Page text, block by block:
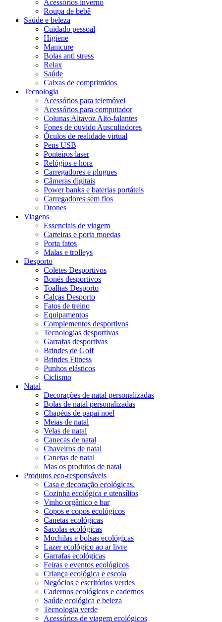
Acessórios inverno
Roupa de bebê
Saúde e beleza
Cuidado pessoal
Higiene
Manicure
Bolas anti stress
Relax
Saúde
Caixas de comprimidos
Tecnologia
Acessórios para telemóvel
Acessórios para computador
Colunas Altavoz Alto-falantes
Fones de ouvido Auscultadores
Óculos de realidade virtual
Pens USB
Ponteiros laser
Relógios e hora
Carregadores e plugues
Câmeras digitais
Power banks e baterias portáteis
Carregadores sem fios
Drones
Viagens
Essenciais de viagem
Carteiras e porta moedas
Porta fatos
Malas e trolleys
Desporto
Coletes Desportivos
Bonés desportivos
Toalhas Desporto
Calças Desporto
Fatos de treino
Equipamentos
Complementos desportivos
Tecnologias desportivas
Garrafas desportivas
Brindes de Golf
Brindes Fitness
Punhos elásticos
Ciclismo
Natal
Decorações de natal personalizadas
Bolas de natal personalizadas
Chapéus de papai noel
Meias de natal
Velas de natal
Canecas de natal
Chaveiros de natal
Canetas de natal
Mas os produtos de natal
Produtos eco-responsáveis
Casa e decoração ecológicas.
Cozinha ecológica e utensílios
Vinho orgânico e bar
Copos e copos ecológicos
Canetas ecológicas
Sacolas ecológicas
Mochilas e bolsas ecológicas
Lazer ecológico ao ar livre
Garrafas ecológicas
Feiras e eventos ecológicos
Criança ecológica e escola
Negócios e escritórios verdes
Cadernos ecológicos e cadernos
Saúde ecológica e beleza
Tecnologia verde
Acessórios de viagem ecológicos